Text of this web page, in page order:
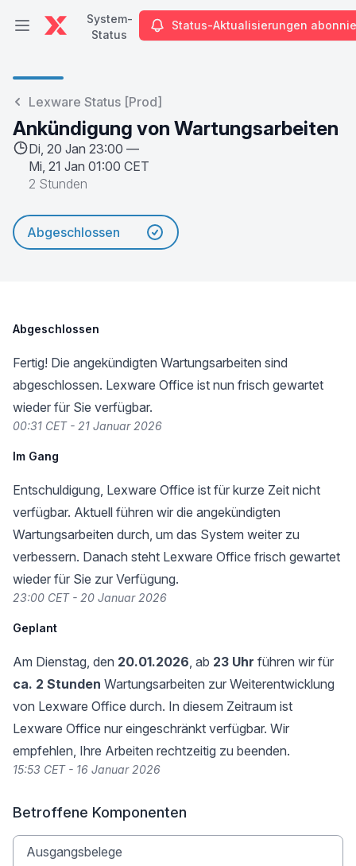
Hauptmenü öffnen
System-
Status
Status-Aktualisierungen
Lexware Status [Prod]
Ankündigung von Wartungsarbeiten
Di, 20 Jan 23:00 —
Mi, 21 Jan 01:00 CET
2 Stunden
Abgeschlossen
Abgeschlossen
Fertig! Die angekündigten Wartungsarbeiten sind
abgeschlossen. Lexware Office ist nun frisch gewartet
wieder für Sie verfügbar.
00:31 CET - 21 Januar 2026
Im Gang
Entschuldigung, Lexware Office ist für kurze Zeit nicht
verfügbar. Aktuell führen wir die angekündigten
Wartungsarbeiten durch, um das System weiter zu
verbessern. Danach steht Lexware Office frisch gewartet
wieder für Sie zur Verfügung.
23:00 CET - 20 Januar 2026
Geplant
Am Dienstag, den 20.01.2026, ab 23 Uhr führen wir für
ca. 2 Stunden Wartungsarbeiten zur Weiterentwicklung
von Lexware Office durch. In diesem Zeitraum ist
Lexware Office nur eingeschränkt verfügbar. Wir
empfehlen, Ihre Arbeiten rechtzeitig zu beenden.
15:53 CET - 16 Januar 2026
Betroffene Komponenten
Ausgangsbelege